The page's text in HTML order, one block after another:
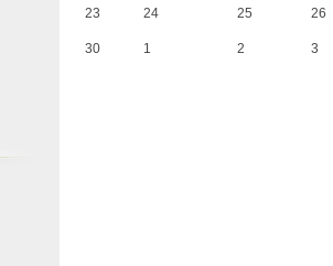
23 24 25 26
30 1 2 3